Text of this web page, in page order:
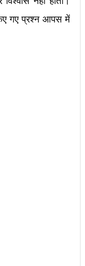
गए प्रश्न आपस में